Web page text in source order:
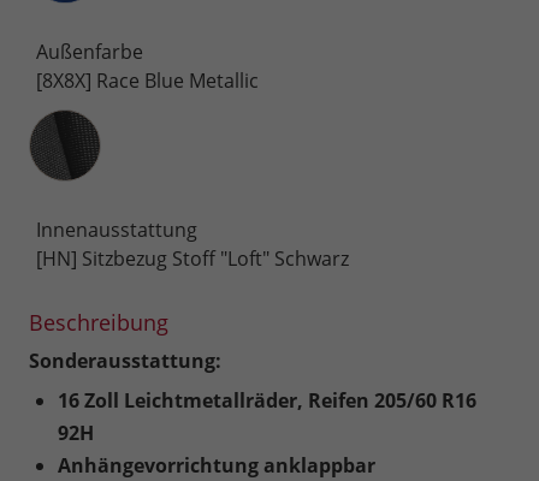
Außenfarbe
[8X8X] Race Blue Metallic
Innenausstattung
Innenausstattung
[HN] Sitzbezug Stoff "Loft" Schwarz
Beschreibung
Sonderausstattung:
16 Zoll Leichtmetallräder, Reifen 205/60 R16
92H
Anhängevorrichtung anklappbar